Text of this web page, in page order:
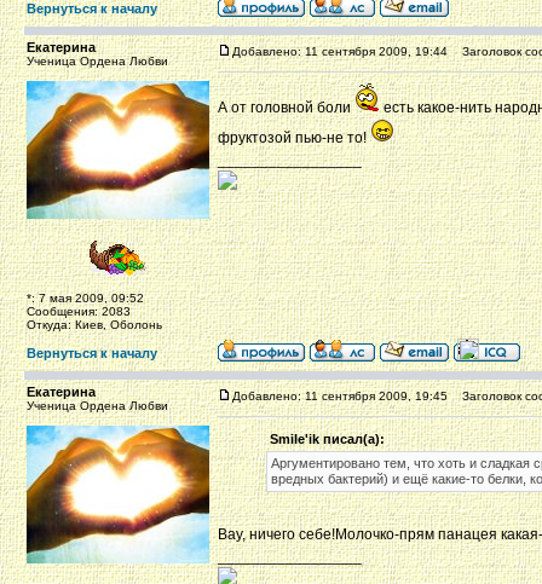
Вернуться к началу
Екатерина
Ученица Ордена Любви
*: 7 мая 2009, 09:52
Сообщения: 2083
Откуда: Киев, Оболонь
Добавлено: 11 сентября 2009, 19:44 Заголовок
А от головной боли
есть какое-нить
фруктозой пью-не то!
_________________
Вернуться к началу
Екатерина
Ученица Ордена Любви
Добавлено: 11 сентября 2009, 19:45 Заголовок
Smile'ik писал(а):
Аргументировано тем, что хоть и
вредных бактерий) и ещё какие-то белки,
Вау, ничего себе!Молочко-прям панацея
_________________